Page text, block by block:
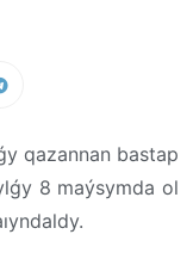
qazannan bastap
8 maýsymda ol